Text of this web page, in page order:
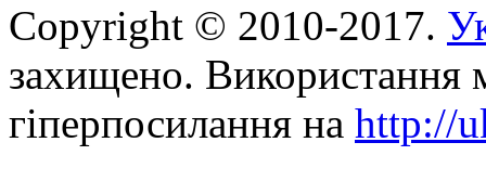
Copyright © 2010-2017.
захищено. Використання
гіперпосилання на http://